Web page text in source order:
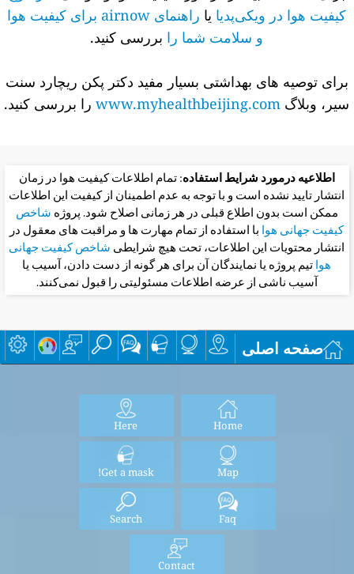
کیفیت هوا در ویکی‌پدیایا
راهنمای airnow برای کیفیت هوا
و سلامت شما را بررسی کنید.
برای توصیه های بهداشتی بسیار مفید دکتر پکن ریچارد سنت
سیر، وبلاگ www.myhealthbeijing.comرا بررسی کنید.
اطلاعیه درمورد شرایط استفاده: تمام اطلاعات کیفیت هوا در زمان
انتشار تایید نشده است و با توجه به عدم اطمینان از کیفیت این اطلاعات
ممکن است بدون اطلاع قبلی در هر زمانی اصلاح شود. پروژهشاخص
کیفیت جهانی هوا با استفاده از تمام مهارت ها و مراقبت های معقول در
انتشار محتویات این اطلاعات، تحت هیچ شرایطیشاخص کیفیت جهانی
هوا تیم پروژه یا نمایندگان آن برای هر گونه از دست دادن، آسیب یا
آسیب ناشی از عرضه اطلاعات مسئولیتی را قبول نمی‌کنند.
صفحه اصلی
Home
Here
Map
Get a mask!
Faq
Search
Contact